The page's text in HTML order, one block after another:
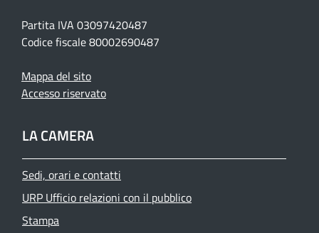
Partita IVA 03097420487
Codice fiscale 80002690487
Mappa del sito
Accesso riservato
LA CAMERA
Sedi, orari e contatti
URP Ufficio relazioni con il pubblico
Stampa